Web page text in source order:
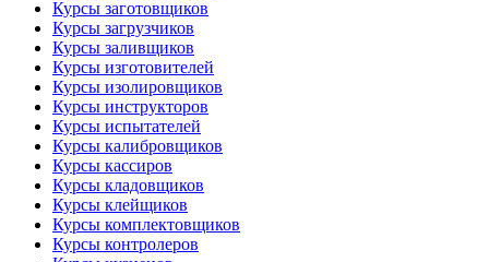
Курсы заготовщиков
Курсы загрузчиков
Курсы заливщиков
Курсы изготовителей
Курсы изолировщиков
Курсы инструкторов
Курсы испытателей
Курсы калибровщиков
Курсы кассиров
Курсы кладовщиков
Курсы клейщиков
Курсы комплектовщиков
Курсы контролеров